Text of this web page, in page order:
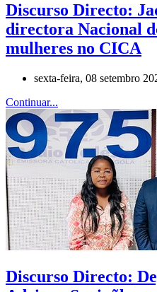
Discurso Directo:
directora Nacional
mulheres no CICA
sexta-feira, 08 setembro
Continuar...
Discurso Directo: